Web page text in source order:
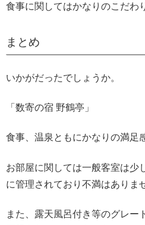
食事に関してはかなりのこだわ
まとめ
いかがだったでしょうか。
「数寄の宿 野鶴亭」
食事、温泉ともにかなりの満足
お部屋に関しては一般客室は少
に管理されており不満はありま
また、露天風呂付き等のグレー